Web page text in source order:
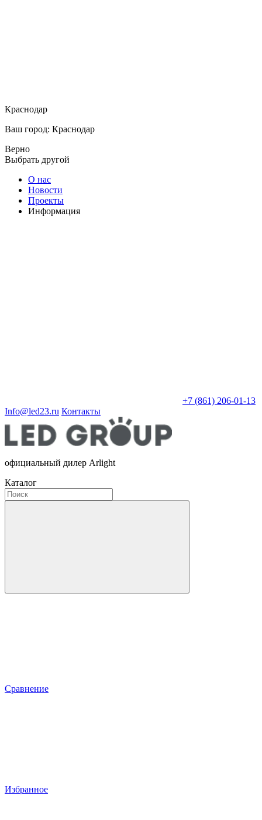
Краснодар
Ваш город: Краснодар
Верно
Выбрать другой
О нас
Новости
Проекты
Информация
+7 (861) 206-01-13
Info@led23.ru Контакты
официальный дилер Arlight
Каталог
Сравнение
Избранное